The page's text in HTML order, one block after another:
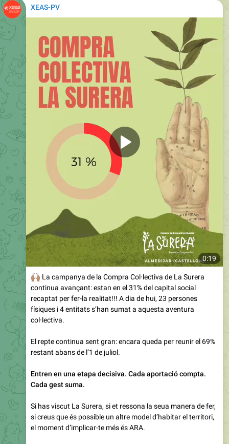
XEAS-PV
0:19
La campanya de la Compra Col·lectiva de La Surera
continua avançant: estan en el 31% del capital social
recaptat per fer-la realitat!!! A dia de hui, 23 persones
físiques i 4 entitats s’han sumat a aquesta aventura
col·lectiva.
El repte continua sent gran: encara queda per reunir el 69%
restant abans de l’1 de juliol.
Entren en una etapa decisiva. Cada aportació compta.
Cada gest suma.
Si has viscut La Surera, si et ressona la seua manera de fer,
si creus que és possible un altre model d’habitar el territori,
el moment d’implicar-te més és ARA.